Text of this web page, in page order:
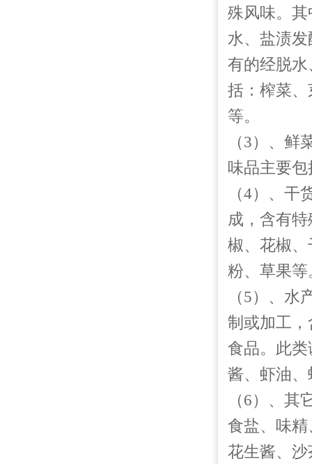
殊风味。
水、盐渍
有的经脱
括：榨菜
等。
（3）、
味品主要
（4）、
成，含有
椒、花椒
粉、草果等
（5）、
制或加工
食品。此
酱、虾油
（6）、
食盐、味
花生酱、